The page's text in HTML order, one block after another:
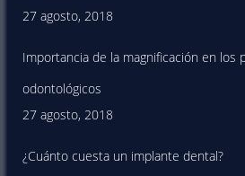
27 agosto, 2018
Importancia de la magnificación en los
odontológicos
27 agosto, 2018
¿Cuánto cuesta un implante dental?